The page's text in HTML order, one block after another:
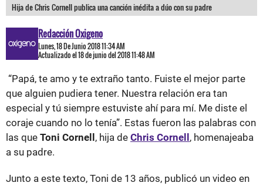
Hija de Chris Cornell publica una canción inédita a dúo con su padre
Redacción Oxigeno
Lunes, 18 De Junio 2018 11:34 AM
Actualizado el 18 de junio del 2018 11:48 AM
“Papá, te amo y te extraño tanto. Fuiste el mejor parte
que alguien pudiera tener. Nuestra relación era tan
especial y tú siempre estuviste ahí para mí. Me diste el
coraje cuando no lo tenía”. Estas fueron las palabras con
las que Toni Cornell, hija de Chris Cornell, homenajeaba
a su padre.
Junto a este texto, Toni de 13 años, publicó un video en